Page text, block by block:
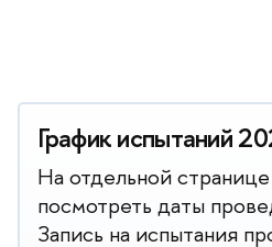
График испытаний
На отдельной
посмотреть даты
Запись на испытания